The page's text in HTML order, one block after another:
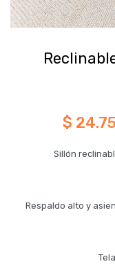
$
Sillón
Respaldo alto y